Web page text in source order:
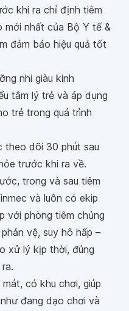
khi ra chỉ định tiêm
nhất của Bộ Y tế &
đảm bảo hiệu quả tốt
nhi giàu kinh
tâm lý trẻ và áp dụng
trẻ trong quá trình
theo dõi 30 phút sau
trước khi ra về.
trong và sau tiêm
và luôn có ekip
với phòng tiêm chủng
vệ, suy hô hấp –
xử lý kịp thời, đúng
có khu chơi, giúp
đang dạo chơi và